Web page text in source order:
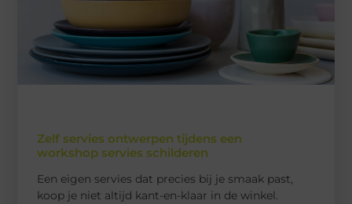
Zelf servies ontwerpen tijdens een
workshop servies schilderen
Een eigen servies dat precies bij je smaak past,
koop je niet altijd kant-en-klaar in de winkel.